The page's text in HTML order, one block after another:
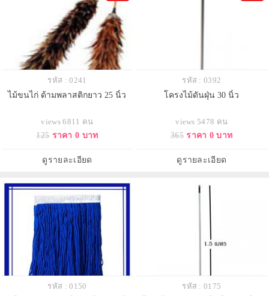
รหัส : 0241
ไม้ขนไก่ ด้ามพลาสติกยาว 25 นิ้ว
views 6811 คน
125 ราคา 0 บาท
ดูรายละเอียด
รหัส : 0392
โครงไม้ดันฝุ่น 30 นิ้ว
views 5478 คน
365 ราคา 0 บาท
ดูรายละเอียด
รหัส : 0150
รหัส : 0175